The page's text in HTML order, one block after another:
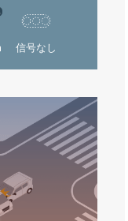
信号なし